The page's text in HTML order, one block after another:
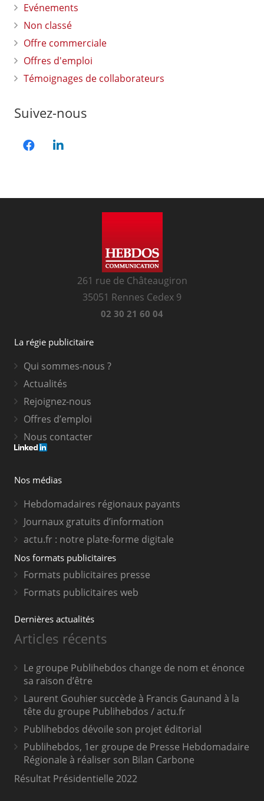
Evénements
Non classé
Offre commerciale
Offres d'emploi
Témoignages de collaborateurs
Suivez-nous
261 rue de Châteaugiron
35051 Rennes Cedex 9
02 30 21 60 04
La régie publicitaire
Qui sommes-nous ?
Actualités
Rejoignez-nous
Offres d’emploi
Nous contacter
Nos médias
Hebdomadaires régionaux payants
Journaux gratuits d’information
actu.fr : notre plate-forme digitale
Nos formats publicitaires
Formats publicitaires presse
Formats publicitaires web
Dernières actualités
Articles récents
Le groupe Publihebdos change de nom et énonce
sa raison d’être
Laurent Gouhier succède à Francis Gaunand à la
tête du groupe Publihebdos / actu.fr
Publihebdos dévoile son projet éditorial
Publihebdos, 1er groupe de Presse Hebdomadaire
Régionale à réaliser son Bilan Carbone
Résultat Présidentielle 2022